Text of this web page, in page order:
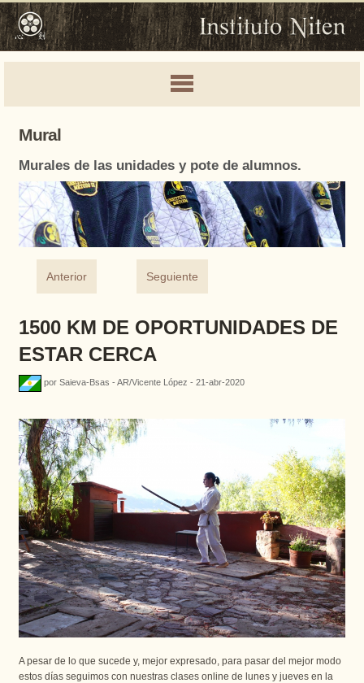
Mural
Murales de las unidades y pote de alumnos.
Anterior Seguiente
1500 KM DE OPORTUNIDADES DE
ESTAR CERCA
por Saieva-Bsas - AR/Vicente López - 21-abr-2020
A pesar de lo que sucede y, mejor expresado, para pasar del mejor modo
estos días seguimos con nuestras clases online de lunes y jueves en la